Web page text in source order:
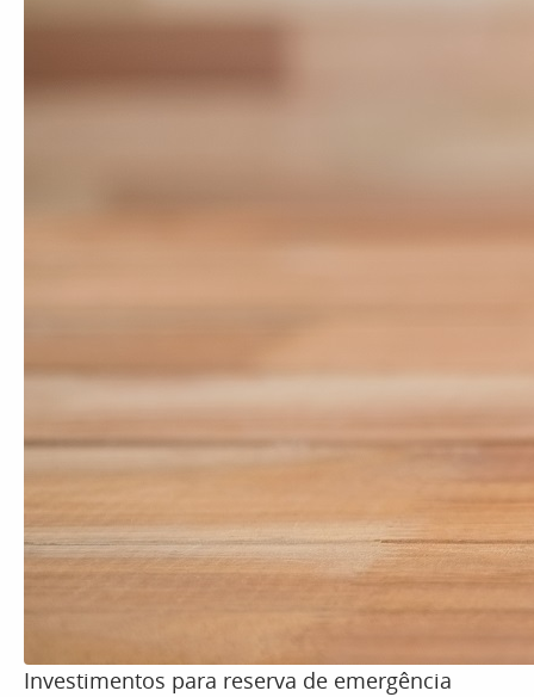
Investimentos para reserva de emergência